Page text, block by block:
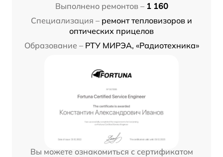
Выполнено ремонтов – 1 160
Специализация – ремонт тепловизоров и
оптических прицелов
Образование – РТУ МИРЭА, «Радиотехника»
Вы можете ознакомиться с сертификатом